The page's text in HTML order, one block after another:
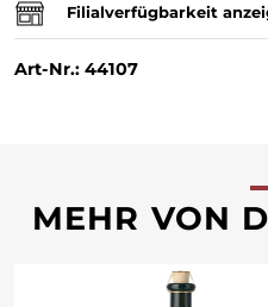
Filialverfügbarkeit
Art-Nr.: 44107
MEHR VON